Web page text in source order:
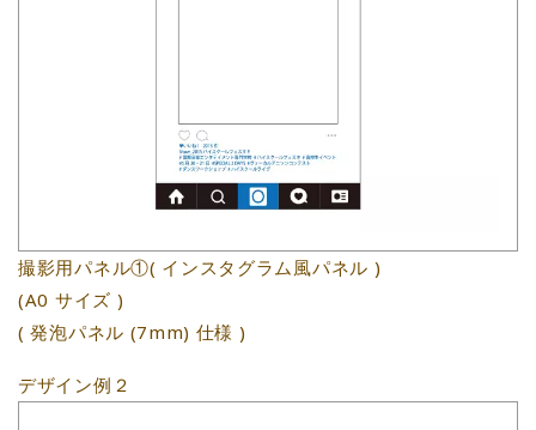
撮影用パネル①( インスタグラム風パネル )
(A0 サイズ )
( 発泡パネル (7mm) 仕様 )
デザイン例２